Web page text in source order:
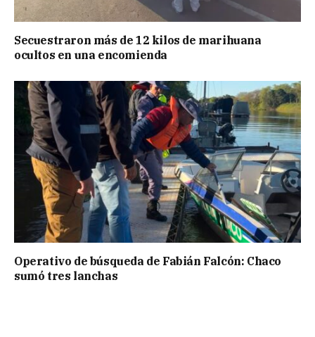
Secuestraron más de 12 kilos de marihuana
ocultos en una encomienda
Operativo de búsqueda de Fabián Falcón: Chaco
sumó tres lanchas